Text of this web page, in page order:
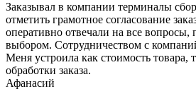
Заказывал в компании терминалы
отметить грамотное согласование
оперативно отвечали на все вопросы,
выбором. Сотрудничеством с
Меня устроила как стоимость товара,
обработки заказа.
Афанасий